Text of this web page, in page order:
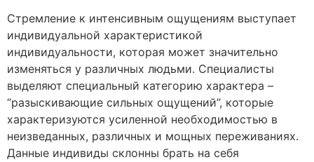
Стремление к интенсивным ощущениям выступает
индивидуальной характеристикой
индивидуальности, которая может значительно
изменяться у различных людьми. Специалисты
выделяют специальный категорию характера –
“разыскивающие сильных ощущений”, которые
характеризуются усиленной необходимостью в
неизведанных, различных и мощных переживаниях.
Данные индивиды склонны брать на себя